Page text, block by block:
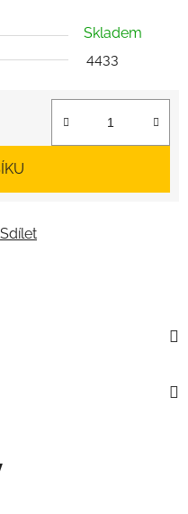
Skladem
4433
Sdílet